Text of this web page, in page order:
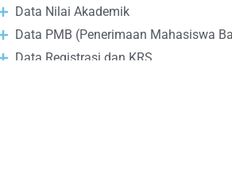
Data Nilai Akademik
Data PMB (Penerimaan Mahasiswa
Data Registrasi dan KRS